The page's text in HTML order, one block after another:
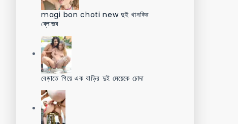
magi bon choti new দুই খানকির
ব্লোজব
বেড়াতে গিয়ে এক বাড়ির দুই মেয়েকে চোদা